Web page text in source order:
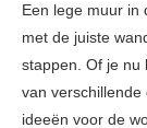
Een lege muur in
met de juiste
stappen. Of je nu
van
ideeën voor de